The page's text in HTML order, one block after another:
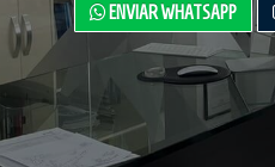
ENVIAR WHATSAPP